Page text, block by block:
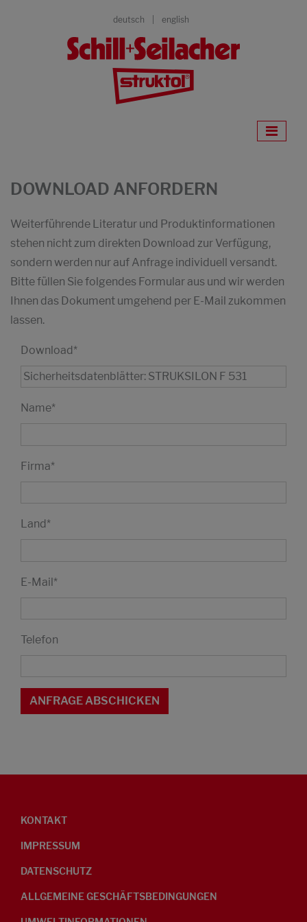
deutsch english
DOWNLOAD ANFORDERN
Weiterführende Literatur und Produktinformationen
stehen nicht zum direkten Download zur Verfügung,
sondern werden nur auf Anfrage individuell versandt.
Bitte füllen Sie folgendes Formular aus und wir werden
Ihnen das Dokument umgehend per E-Mail zukommen
lassen.
Download*
Name*
Firma*
Land*
E-Mail*
Telefon
KONTAKT
IMPRESSUM
DATENSCHUTZ
ALLGEMEINE GESCHÄFTSBEDINGUNGEN